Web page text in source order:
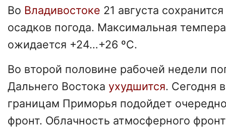
Во Владивостоке 21 августа
осадков погода. Максимальная
ожидается +24…+26 ºС.
Во второй половине рабочей недели
Дальнего Востока ухудшится. Сегодня
границам Приморья подойдет
фронт. Облачность атмосферного